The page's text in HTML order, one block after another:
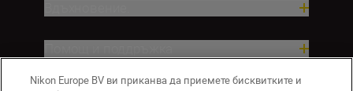
Nikon Europe BV ви приканва да приемете бисквитките и